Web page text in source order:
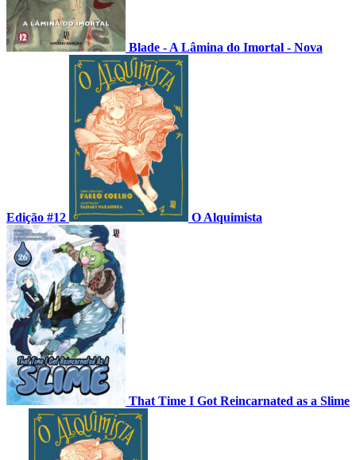
Blade - A Lâmina do Imortal - Nova
Edição #12 O Alquimista
That Time I Got Reincarnated as a Slime